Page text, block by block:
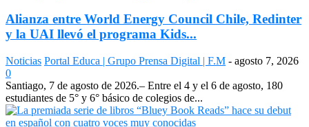
Alianza entre World Energy Council Chile, Redinter
y la UAI llevó el programa Kids...
Noticias Portal Educa | Grupo Prensa Digital | F.M - agosto 7, 2026
0
Santiago, 7 de agosto de 2026.– Entre el 4 y el 6 de agosto, 180
estudiantes de 5° y 6° básico de colegios de...